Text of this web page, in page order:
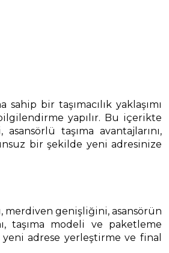
bir taşımacılık yaklaşımı
yapılır. Bu içerikte
taşıma avantajlarını,
bir şekilde yeni adresinize
merdiven genişliğini, asansörün
taşıma modeli ve paketleme
adrese yerleştirme ve final